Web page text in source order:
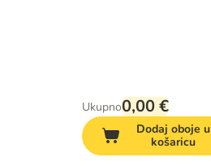
Ukupno0,00 €
Dodaj oboje u
košaricu